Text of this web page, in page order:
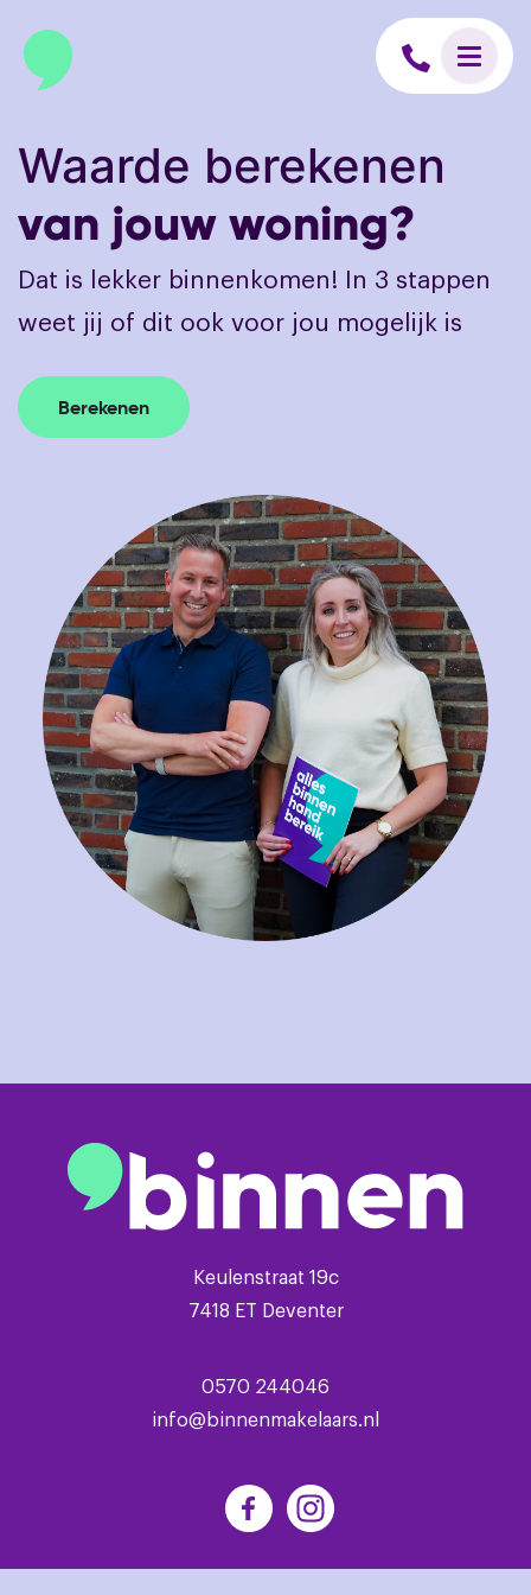
Waarde berekenen
van jouw woning?
Dat is lekker binnenkomen! In 3 stappen
weet jij of dit ook voor jou mogelijk is
Berekenen
Keulenstraat 19c
7418 ET Deventer
0570 244046
info@binnenmakelaars.nl
Blogs
Contact
info@binnenmakelaars.nl